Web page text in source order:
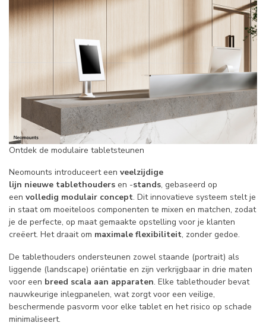
Ontdek de modulaire tabletsteunen
Neomounts introduceert een veelzijdige
lijn nieuwe tablethouders en -stands, gebaseerd op
een volledig modulair concept. Dit innovatieve systeem stelt je
in staat om moeiteloos componenten te mixen en matchen, zodat
je de perfecte, op maat gemaakte opstelling voor je klanten
creëert. Het draait om maximale flexibiliteit, zonder gedoe.
De tablethouders ondersteunen zowel staande (portrait) als
liggende (landscape) oriëntatie en zijn verkrijgbaar in drie maten
voor een breed scala aan apparaten. Elke tablethouder bevat
nauwkeurige inlegpanelen, wat zorgt voor een veilige,
beschermende pasvorm voor elke tablet en het risico op schade
minimaliseert.